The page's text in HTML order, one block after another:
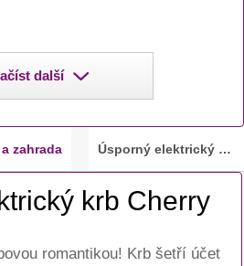
další
zahrada Úsporný elektrický krb Cherry
krb Cherry
romantikou! Krb šetří účet